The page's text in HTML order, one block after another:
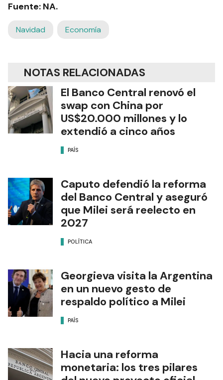
Fuente: NA.
Navidad Economía
NOTAS RELACIONADAS
El Banco Central renovó el
swap con China por
US$20.000 millones y lo
extendió a cinco años
PAÍS
Caputo defendió la reforma
del Banco Central y aseguró
que Milei será reelecto en
2027
POLÍTICA
Georgieva visita la Argentina
en un nuevo gesto de
respaldo político a Milei
PAÍS
Hacia una reforma
monetaria: los tres pilares